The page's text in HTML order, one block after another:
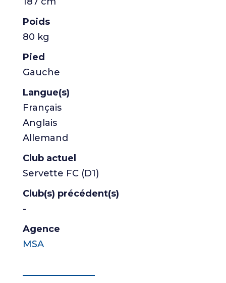
Poids
80 kg
Pied
Gauche
Langue(s)
Français
Anglais
Allemand
Club actuel
Servette FC (D1)
Club(s) précédent(s)
-
Agence
MSA